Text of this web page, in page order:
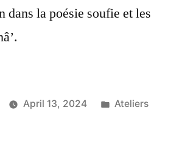
dans la poésie soufie et les
April 13, 2024
Posted
Ateliers